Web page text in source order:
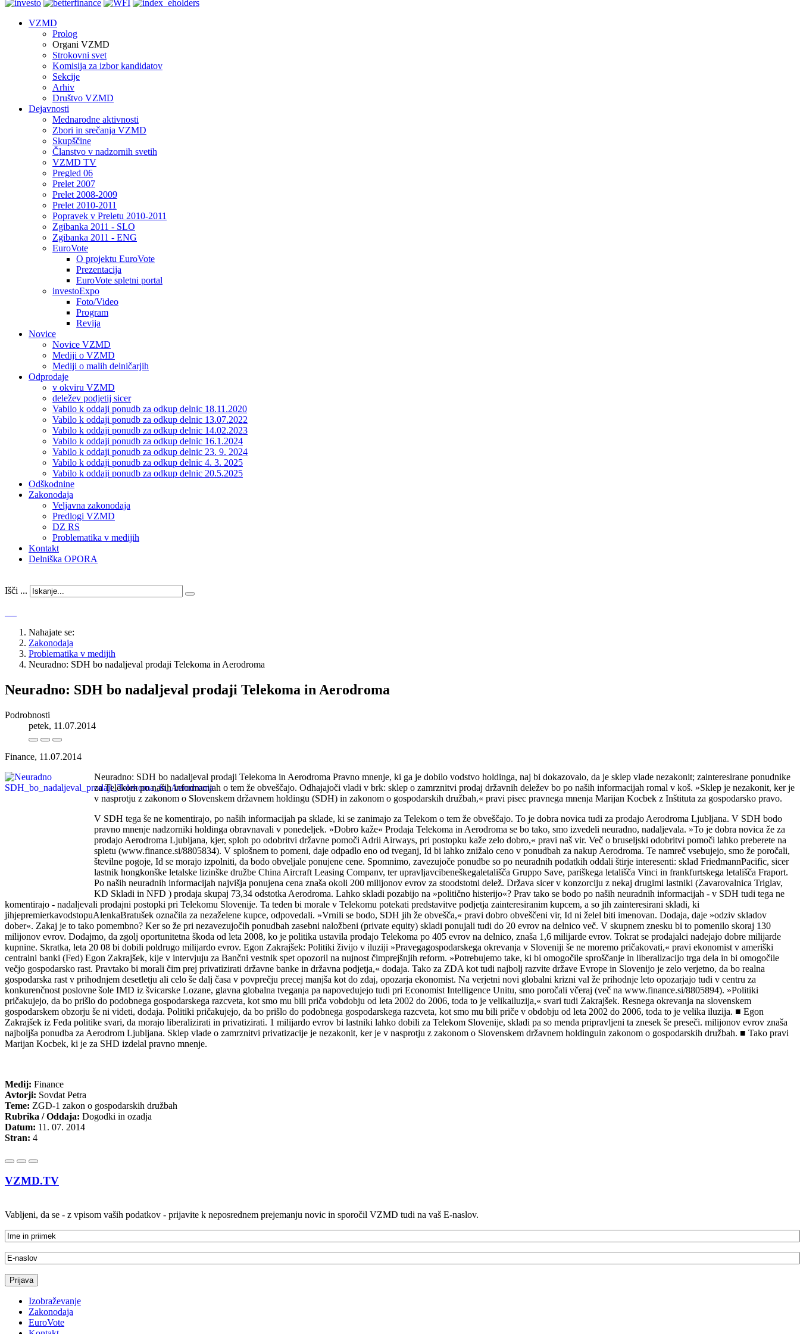
VZMD
Prolog
Organi VZMD
Strokovni svet
Komisija za izbor kandidatov
Sekcije
Arhiv
Društvo VZMD
Dejavnosti
Mednarodne aktivnosti
Zbori in srečanja VZMD
Skupščine
Članstvo v nadzornih svetih
VZMD TV
Pregled 06
Prelet 2007
Prelet 2008-2009
Prelet 2010-2011
Popravek v Preletu 2010-2011
Zgibanka 2011 - SLO
Zgibanka 2011 - ENG
EuroVote
O projektu EuroVote
Prezentacija
EuroVote spletni portal
investoExpo
Foto/Video
Program
Revija
Novice
Novice VZMD
Mediji o VZMD
Mediji o malih delničarjih
Odprodaje
v okviru VZMD
deležev podjetij sicer
Vabilo k oddaji ponudb za odkup delnic 18.11.2020
Vabilo k oddaji ponudb za odkup delnic 13.07.2022
Vabilo k oddaji ponudb za odkup delnic 14.02.2023
Vabilo k oddaji ponudb za odkup delnic 16.1.2024
Vabilo k oddaji ponudb za odkup delnic 23. 9. 2024
Vabilo k oddaji ponudb za odkup delnic 4. 3. 2025
Vabilo k oddaji ponudb za odkup delnic 20.5.2025
Odškodnine
Zakonodaja
Veljavna zakonodaja
Predlogi VZMD
DZ RS
Problematika v medijih
Kontakt
Delniška OPORA
Išči ...
Nahajate se:
Zakonodaja
Problematika v medijih
Neuradno: SDH bo nadaljeval prodaji Telekoma in Aerodroma
Neuradno: SDH bo nadaljeval prodaji Telekoma in Aerodroma
Podrobnosti
petek, 11.07.2014
Finance, 11.07.2014
Neuradno: SDH bo nadaljeval prodaji Telekoma in Aerodroma Pravno mnenje, ki ga je dobilo vodstvo holdinga, naj bi dokazovalo, da je sklep vlade nezakonit; zainteresirane ponudnike
za Telekom po naših informacijah o tem že obveščajo. Odhajajoči vladi v brk: sklep o zamrznitvi prodaj državnih deležev bo po naših informacijah romal v koš. »Sklep je nezakonit, ker je
v nasprotju z zakonom o Slovenskem državnem holdingu (SDH) in zakonom o gospodarskih družbah,« pravi pisec pravnega mnenja Marijan Kocbek z Inštituta za gospodarsko pravo.
V SDH tega še ne komentirajo, po naših informacijah pa sklade, ki se zanimajo za Telekom o tem že obveščajo. To je dobra novica tudi za prodajo Aerodroma Ljubljana. V SDH bodo
pravno mnenje nadzorniki holdinga obravnavali v ponedeljek. »Dobro kaže« Prodaja Telekoma in Aerodroma se bo tako, smo izvedeli neuradno, nadaljevala. »To je dobra novica že za
prodajo Aerodroma Ljubljana, kjer, sploh po odobritvi državne pomoči Adrii Airways, pri postopku kaže zelo dobro,« pravi naš vir. Več o bruseljski odobritvi pomoči lahko preberete na
spletu (www.finance.si/8805834). V splošnem to pomeni, daje odpadlo eno od tveganj, Id bi lahko znižalo ceno v ponudbah za nakup Aerodroma. Te namreč vsebujejo, smo že poročali,
številne pogoje, Id se morajo izpolniti, da bodo obveljale ponujene cene. Spomnimo, zavezujoče ponudbe so po neuradnih podatkih oddali štirje interesenti: sklad FriedmannPacific, sicer
lastnik hongkonške letalske lizinške družbe China Aircraft Leasing Companv, ter upravljavcibeneškegaletališča Gruppo Save, pariškega letališča Vinci in frankfurtskega letališča Fraport.
Po naših neuradnih informacijah najvišja ponujena cena znaša okoli 200 milijonov evrov za stoodstotni delež. Država sicer v konzorciju z nekaj drugimi lastniki (Zavarovalnica Triglav,
KD Skladi in NFD ) prodaja skupaj 73,34 odstotka Aerodroma. Lahko skladi pozabijo na »politično histerijo«? Prav tako se bodo po naših neuradnih informacijah - v SDH tudi tega ne
komentirajo - nadaljevali prodajni postopki pri Telekomu Slovenije. Ta teden bi morale v Telekomu potekati predstavitve podjetja zainteresiranim kupcem, a so jih zainteresirani skladi, ki
jihjepremierkavodstopuAlenkaBratušek označila za nezaželene kupce, odpovedali. »Vrnili se bodo, SDH jih že obvešča,« pravi dobro obveščeni vir, Id ni želel biti imenovan. Dodaja, daje »odziv skladov
dober«. Zakaj je to tako pomembno? Ker so že pri nezavezujočih ponudbah zasebni naložbeni (private equity) skladi ponujali tudi do 20 evrov na delnico več. V skupnem znesku bi to pomenilo skoraj 130
milijonov evrov. Dodajmo, da zgolj oportunitetna škoda od leta 2008, ko je politika ustavila prodajo Telekoma po 405 evrov na delnico, znaša 1,6 milijarde evrov. Tokrat se prodajalci nadejajo dobre milijarde
kupnine. Skratka, leta 20 08 bi dobili poldrugo milijardo evrov. Egon Zakrajšek: Politiki živijo v iluziji »Pravegagospodarskega okrevanja v Sloveniji še ne moremo pričakovati,« pravi ekonomist v ameriški
centralni banki (Fed) Egon Zakrajšek, kije v intervjuju za Bančni vestnik spet opozoril na nujnost čimprejšnjih reform. »Potrebujemo take, ki bi omogočile sproščanje in liberalizacijo trga dela in bi omogočile
večjo gospodarsko rast. Pravtako bi morali čim prej privatizirati državne banke in državna podjetja,« dodaja. Tako za ZDA kot tudi najbolj razvite države Evrope in Slovenijo je zelo verjetno, da bo realna
gospodarska rast v prihodnjem desetletju ali celo še dalj časa v povprečju precej manjša kot do zdaj, opozarja ekonomist. Na verjetni novi globalni krizni val že prihodnje leto opozarjajo tudi v centru za
konkurenčnost poslovne šole IMD iz švicarske Lozane, glavna globalna tveganja pa napovedujejo tudi pri Economist Intelligence Unitu, smo poročali včeraj (več na www.finance.si/8805894). »Politiki
pričakujejo, da bo prišlo do podobnega gospodarskega razcveta, kot smo mu bili priča vobdobju od leta 2002 do 2006, toda to je velikailuzija,« svari tudi Zakrajšek. Resnega okrevanja na slovenskem
gospodarskem obzorju še ni videti, dodaja. Politiki pričakujejo, da bo prišlo do podobnega gospodarskega razcveta, kot smo mu bili priče v obdobju od leta 2002 do 2006, toda to je velika iluzija. ■ Egon
Zakrajšek iz Feda politike svari, da morajo liberalizirati in privatizirati. 1 milijardo evrov bi lastniki lahko dobili za Telekom Slovenije, skladi pa so menda pripravljeni ta znesek še preseči. milijonov evrov znaša
najboljša ponudba za Aerodrom Ljubljana. Sklep vlade o zamrznitvi privatizacije je nezakonit, ker je v nasprotju z zakonom o Slovenskem državnem holdinguin zakonom o gospodarskih družbah. ■ Tako pravi
Marijan Kocbek, ki je za SHD izdelal pravno mnenje.
Medij: Finance
Avtorji: Sovdat Petra
Teme: ZGD-1 zakon o gospodarskih družbah
Rubrika / Oddaja: Dogodki in ozadja
Datum: 11. 07. 2014
Stran: 4
VZMD.TV
Vabljeni, da se - z vpisom vaših podatkov - prijavite k neposrednem prejemanju novic in sporočil VZMD tudi na vaš E-naslov.
Izobraževanje
Zakonodaja
EuroVote